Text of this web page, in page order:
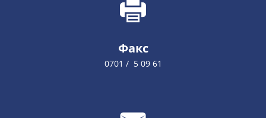
Факс
0701 / 5 09 61